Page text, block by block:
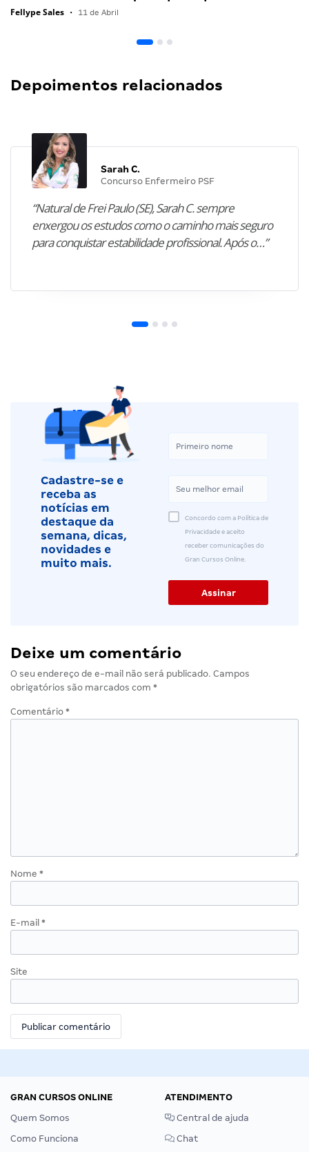
Fellype Sales • 11 de Abril
Depoimentos relacionados
Sarah C.
Concurso Enfermeiro PSF
“Natural de Frei Paulo (SE), Sarah C. sempre
enxergou os estudos como o caminho mais seguro
para conquistar estabilidade profissional. Após o…”
Cadastre-se e
receba as
notícias em
destaque da
semana, dicas,
novidades e
muito mais.
Concordo com a Política de
Privacidade e aceito
receber comunicações do
Gran Cursos Online.
Deixe um comentário
O seu endereço de e-mail não será publicado. Campos
obrigatórios são marcados com *
Comentário *
Nome *
E-mail *
Site
GRAN CURSOS ONLINE
Quem Somos
Como Funciona
ATENDIMENTO
Central de ajuda
Chat